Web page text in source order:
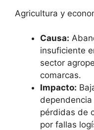
Agricultura y
Causa:
insuficiente
sector
comarcas.
Impacto:
pérdidas de
por fallas